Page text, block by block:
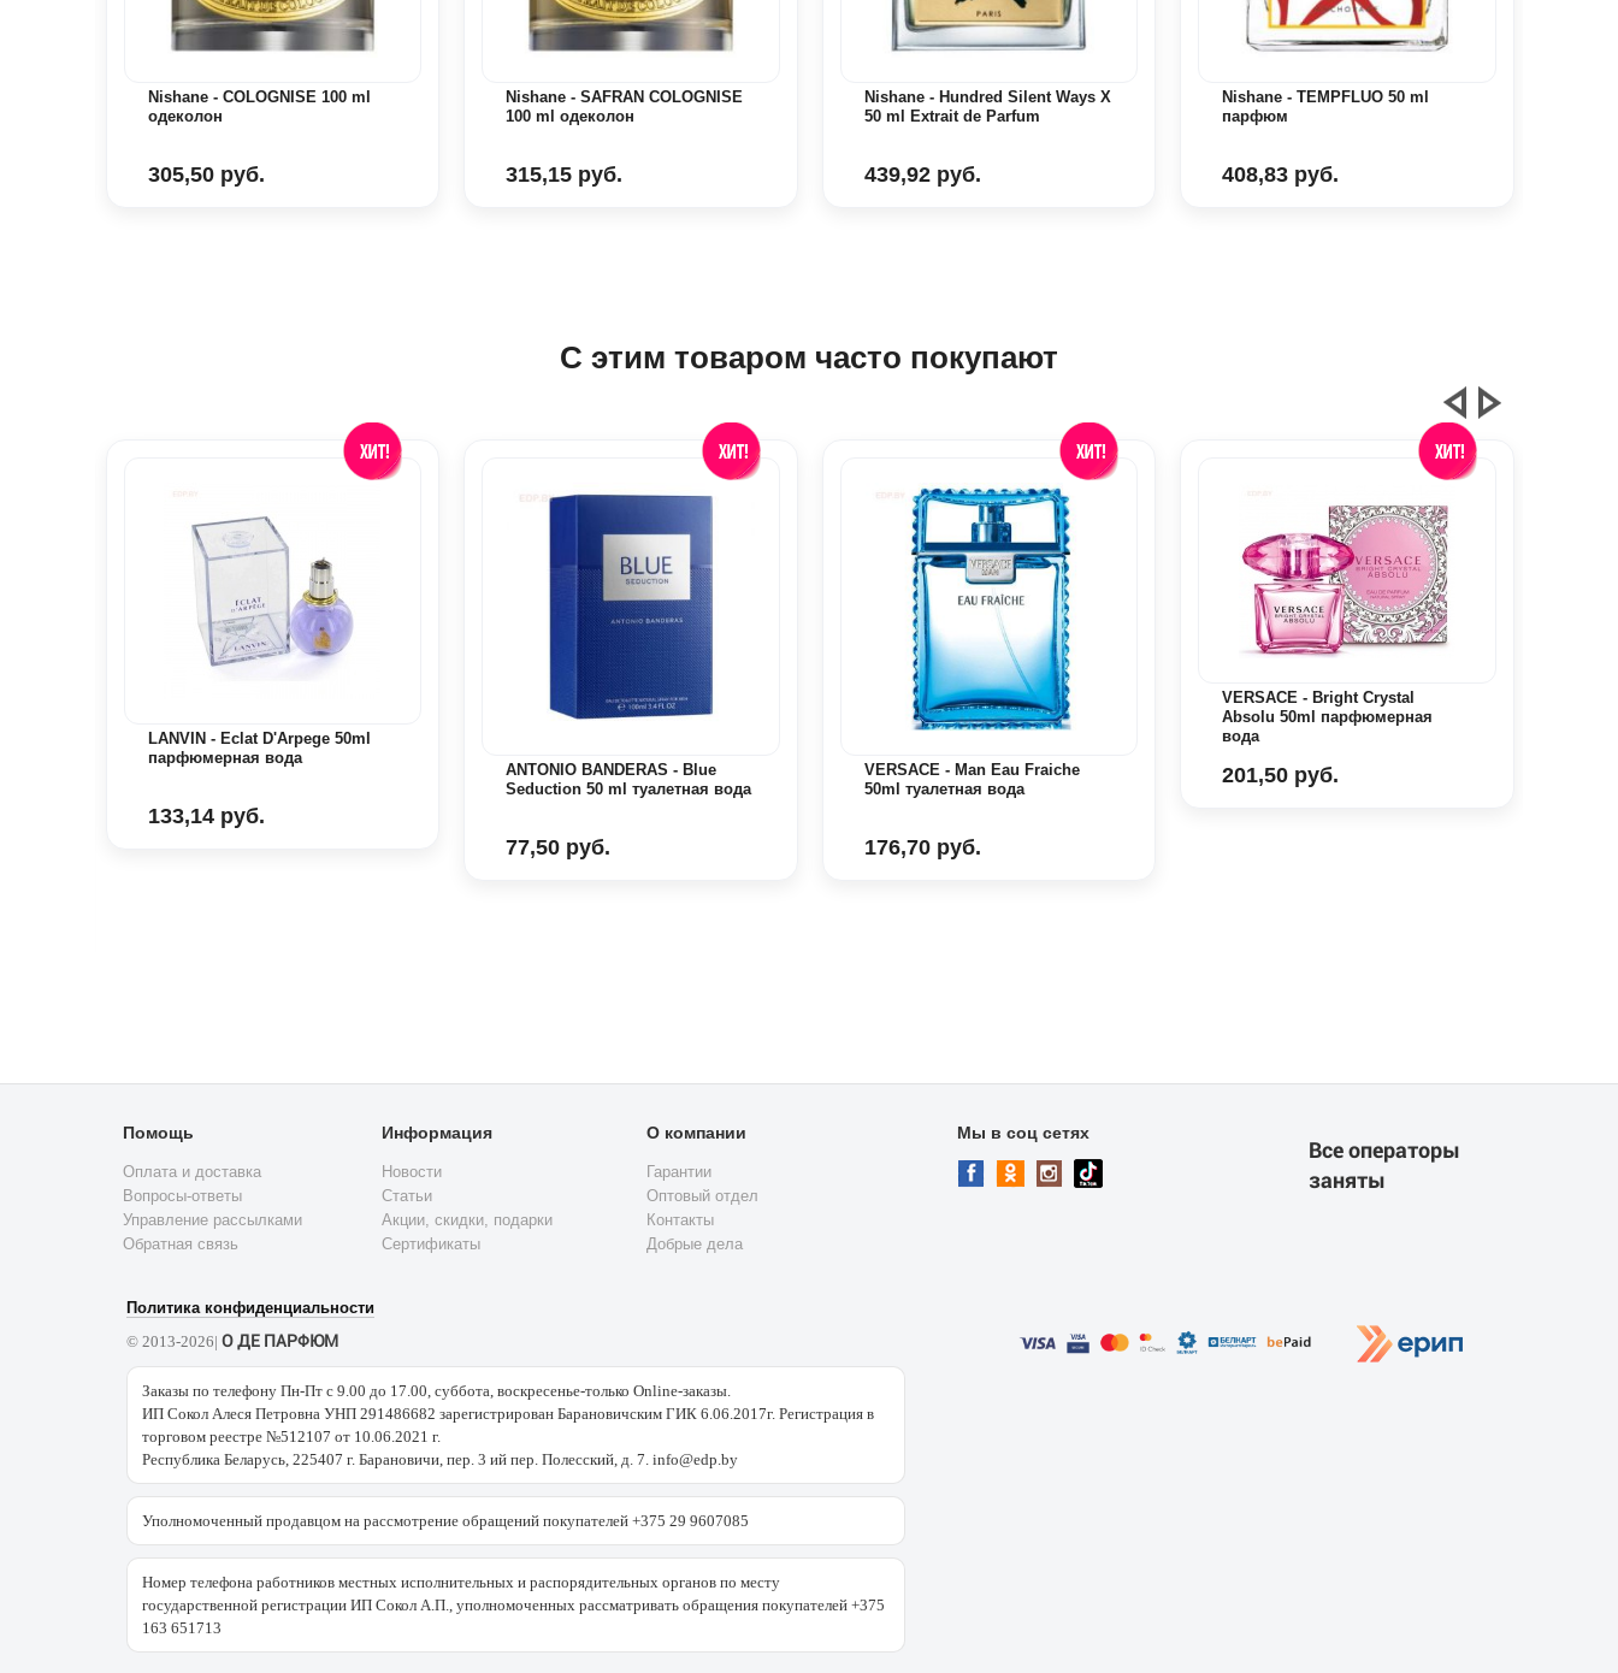
Nishane - COLOGNISE 100 ml
одеколон
305,50 руб.
Nishane - SAFRAN COLOGNISE
100 ml одеколон
315,15 руб.
Nishane - Hundred Silent Ways X
50 ml Extrait de Parfum
439,92 руб.
Nishane - TEMPFLUO 50 ml
парфюм
408,83 руб.
С этим товаром часто покупают
LANVIN - Eclat D'Arpege 50ml
парфюмерная вода
133,14 руб.
ANTONIO BANDERAS - Blue
Seduction 50 ml туалетная вода
77,50 руб.
VERSACE - Man Eau Fraiche
50ml туалетная вода
176,70 руб.
VERSACE - Bright Crystal
Absolu 50ml парфюмерная
вода
201,50 руб.
Помощь
Оплата и доставка
Вопросы-ответы
Управление рассылками
Обратная связь
Информация
Новости
Статьи
Акции, скидки, подарки
Сертификаты
О компании
Гарантии
Оптовый отдел
Контакты
Добрые дела
Мы в соц сетях
Все операторы
заняты
Политика конфиденциальности
© 2013-2026| О ДЕ ПАРФЮМ
Заказы по телефону Пн-Пт с 9.00 до 17.00, суббота, воскресенье-только Online-заказы.
ИП Сокол Алеся Петровна УНП 291486682 зарегистрирован Барановичским ГИК 6.06.2017г. Регистрация в
торговом реестре №512107 от 10.06.2021 г.
Республика Беларусь, 225407 г. Барановичи, пер. 3 ий пер. Полесский, д. 7. info@edp.by
Уполномоченный продавцом на рассмотрение обращений покупателей +375 29 9607085
Номер телефона работников местных исполнительных и распорядительных органов по месту
государственной регистрации ИП Сокол А.П., уполномоченных рассматривать обращения покупателей +375
163 651713